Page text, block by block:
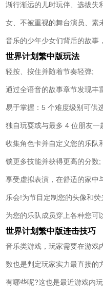
渐行渐远的儿时玩伴、选拔失
女、不被重视的舞台演员、素
音乐的少年少女们背后的故事
世界计划繁中版玩法
轻按、按住并随着节奏轻弹;
通过全语音的故事章节发现丰
易于掌握：5 个难度级别可供
独自玩耍或与最多 4 位朋友一
收集角色卡并自定义您的乐队
锁更多技能并获得更高的分数;
享受虚拟表演，在舒适的家中
乐会!为节目定制您的头像和荧
为您的乐队成员穿上各种您可
世界计划繁中版连击技巧
音乐类游戏，玩家需要在游戏
数也是判定玩家实力最直接的
有哪些呢?这也是最近游戏内